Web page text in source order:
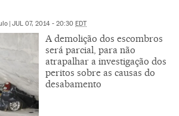
| JUL 07, 2014 - 20:30 EDT
A demolição dos escombros
será parcial, para não
atrapalhar a investigação dos
peritos sobre as causas do
desabamento